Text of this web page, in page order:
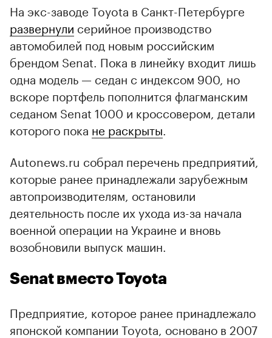
На экс-заводе Toyota в Санкт-Петербурге
развернули серийное производство
автомобилей под новым российским
брендом Senat. Пока в линейку входит лишь
одна модель — седан с индексом 900, но
вскоре портфель пополнится флагманским
седаном Senat 1000 и кроссовером, детали
которого пока не раскрыты
Autonews.ru собрал перечень предприятий,
которые ранее принадлежали зарубежным
автопроизводителям, остановили
деятельность после их ухода из-за начала
военной операции на Украине и вновь
возобновили выпуск машин.
Senat вместо Toyota
Предприятие, которое ранее принадлежало
японской компании Toyota, основано в 2007